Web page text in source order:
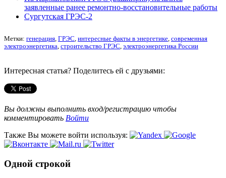
заявленные ранее ремонтно-восстановительные работы
Сургутская ГРЭС-2
Метки: генерация, ГРЭС, интересные факты в энергетике, современная
электроэнергетика, строительство ГРЭС, электроэнергетика России
Интересная статья? Поделитесь ей с друзьями:
Вы должны выполнить вход/регистрацию чтобы
комментировать Войти
Также Вы можете войти используя:
Одной строкой